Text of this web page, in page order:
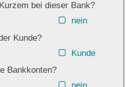
bei dieser Bank?
nein
Kunde?
Kunde
Bankkonten?